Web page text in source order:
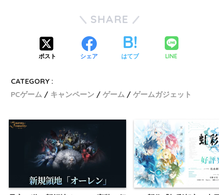
SHARE
ポスト シェア はてブ LINE
CATEGORY :
PCゲーム
キャンペーン ゲーム ゲームガジェット